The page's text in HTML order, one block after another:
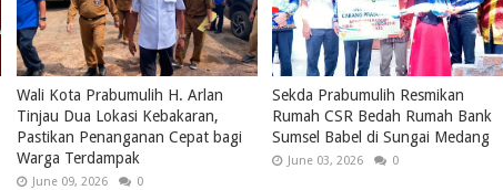
Wali Kota Prabumulih H. Arlan
Tinjau Dua Lokasi Kebakaran,
Pastikan Penanganan Cepat bagi
Warga Terdampak
June 09, 2026 0
Sekda Prabumulih Resmikan
Rumah CSR Bedah Rumah Bank
Sumsel Babel di Sungai Medang
June 03, 2026 0